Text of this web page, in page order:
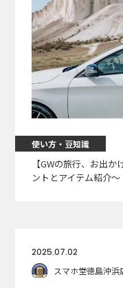
使い方・豆知識
【GWの旅行、お出
ントとアイテム紹介〜
2025.07.02
スマホ堂徳島沖浜